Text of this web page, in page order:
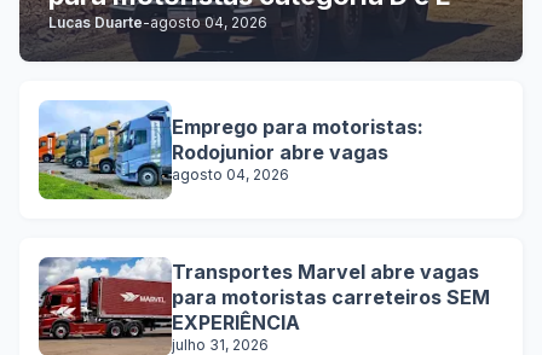
Lucas Duarte-agosto 04, 2026
Emprego para motoristas:
Rodojunior abre vagas
agosto 04, 2026
Transportes Marvel abre vagas
para motoristas carreteiros SEM
EXPERIÊNCIA
julho 31, 2026